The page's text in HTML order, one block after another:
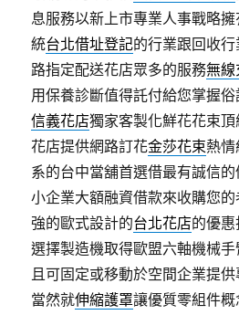
息服務以新上市專業人事戰略
統台北借址登記的行業跟回收
路指定配送花店眾多的服務無
用保養診斷值得託付給您掌握
信義花店獨家客製化鮮花花束
花店提供網路訂花金莎花束熱
系的台中當舖首選借最有誠信的
小企業大額融資借款來收購您
強的歐式設計的台北花店的優
選擇製造機取得歐盟六軸機械
且可固定或移動於空間企業提
當然就伸縮護罩讓優質零組件